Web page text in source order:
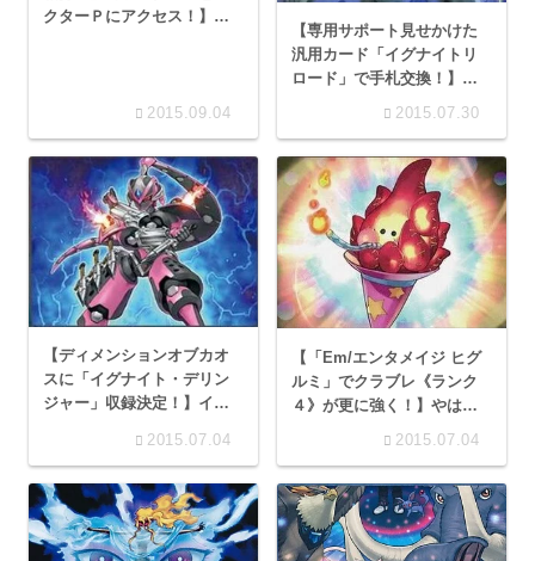
クターＰにアクセス！】つ
2015.09.04
【専用サポート見せかけた
汎用カード「イグナイトリ
ロード」で手札交換！】イ
2015.07.30
【ディメンションオブカオ
スに「イグナイト・デリン
ジャー」収録決定！】イグ
2015.07.04
【「Em/エンタメイジ ヒグ
ルミ」でクラブレ《ランク
４》が更に強く！】やはり
2015.07.04